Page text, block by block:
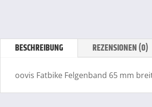
BESCHREIBUNG REZENSIONEN (0)
oovis Fatbike Felgenband 65 mm